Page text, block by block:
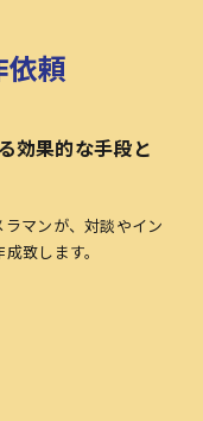
依頼
効果的な手段と
マンが、対談やイン
致します。